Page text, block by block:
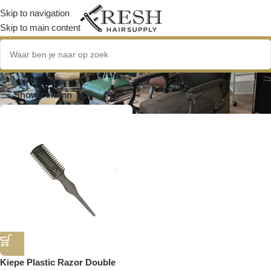
Skip to navigation
Skip to main content
double blade
Show column
Kiepe Plastic Razor Double